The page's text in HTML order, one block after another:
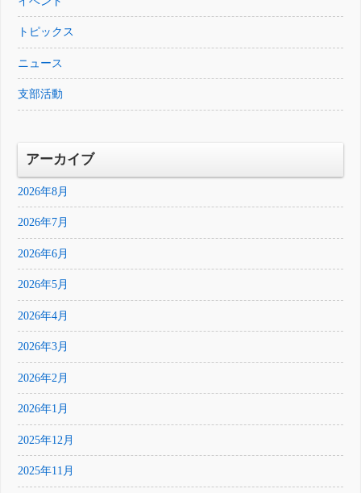
トピックス
ニュース
支部活動
アーカイブ
2026年8月
2026年7月
2026年6月
2026年5月
2026年4月
2026年3月
2026年2月
2026年1月
2025年12月
2025年11月